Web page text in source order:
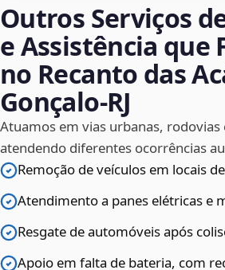
Outros Serviços
e Assistência que
no Recanto das
Gonçalo‑RJ
Atuamos em vias urbanas, rodovias
atendendo diferentes ocorrências
Remoção de veículos em locais
Atendimento a panes elétricas e
Resgate de automóveis após
Apoio em falta de bateria, com